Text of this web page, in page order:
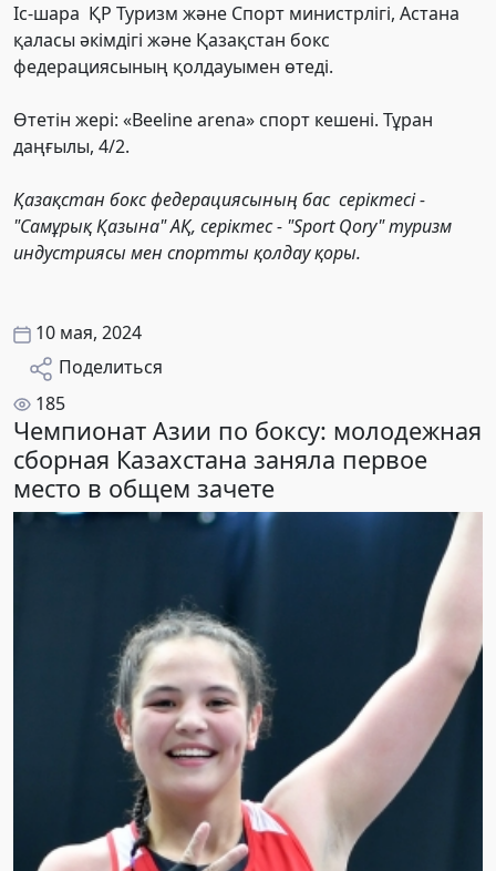
Іс-шара ҚР Туризм және Спорт министрлігі, Астана
қаласы әкімдігі және Қазақстан бокс
федерациясының қолдауымен өтеді.
Өтетін жері: «Beeline arena» спорт кешені. Тұран
даңғылы, 4/2.
Қазақстан бокс федерациясының бас серіктесі -
"Самұрық Қазына" АҚ, серіктес - "Sport Qory" туризм
индустриясы мен спортты қолдау қоры.
10 мая, 2024
Поделиться
185
Чемпионат Азии по боксу: молодежная
сборная Казахстана заняла первое
место в общем зачете